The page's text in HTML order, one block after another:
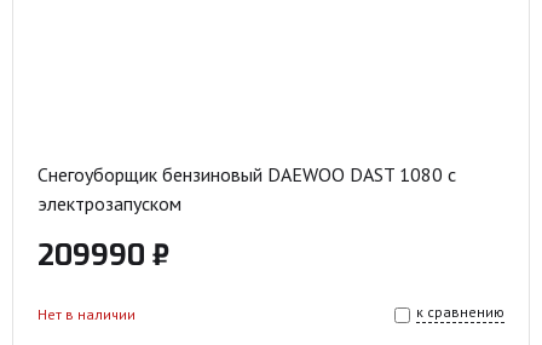
Снегоуборщик бензиновый DAEWOO DAST 1080 с
электрозапуском
209990 ₽
к сравнению
Нет в наличии